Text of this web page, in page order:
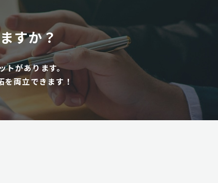
すか？
トがあります。
両立できます！